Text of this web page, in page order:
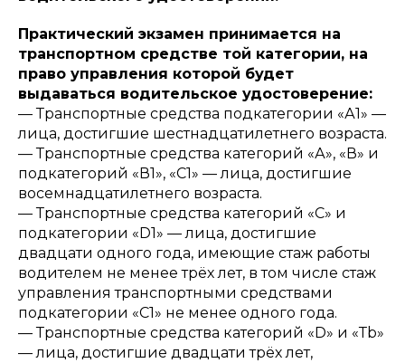
Практический экзамен принимается на
транспортном средстве той категории, на
право управления которой будет
выдаваться водительское удостоверение:
— Транспортные средства подкатегории «А1» —
лица, достигшие шестнадцатилетнего возраста.
— Транспортные средства категорий «А», «В» и
подкатегорий «В1», «С1» — лица, достигшие
восемнадцатилетнего возраста.
— Транспортные средства категорий «С» и
подкатегории «D1» — лица, достигшие
двадцати одного года, имеющие стаж работы
водителем не менее трёх лет, в том числе стаж
управления транспортными средствами
подкатегории «С1» не менее одного года.
— Транспортные средства категорий «D» и «Тb»
— лица, достигшие двадцати трёх лет,